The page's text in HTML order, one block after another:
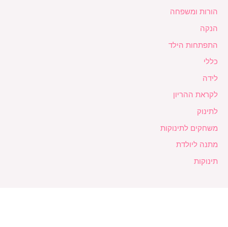
הורות ומשפחה
הנקה
התפתחות הילד
כללי
לידה
לקראת ההריון
לתינוק
משחקים לתינוקות
מתנה ליולדת
תינוקות